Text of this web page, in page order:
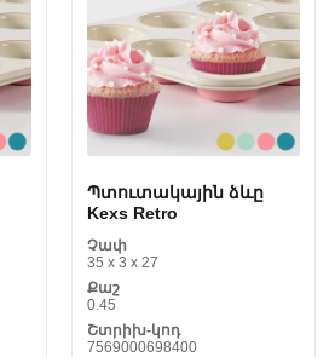
Պտուտակային ձևը
Kexs Retro
Չափ
35 x 3 x 27
Քաշ
0.45
Շտրիխ-կոդ
7569000698400